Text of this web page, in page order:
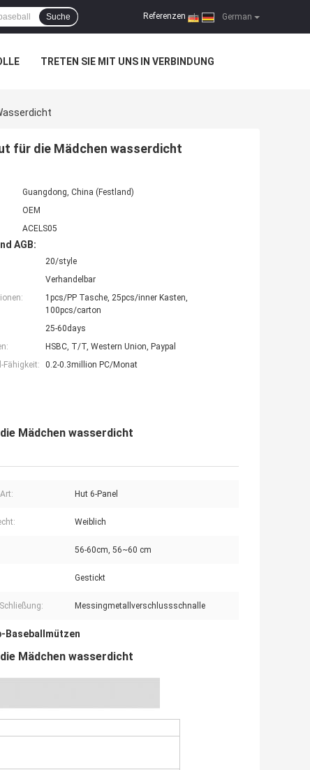
German
Referenzen |
Suche
TRETEN SIE MIT UNS IN VERBINDUNG
für die Mädchen wasserdicht
Guangdong, China (Festland)
OEM
ACELS05
AGB:
20/style
Verhandelbar
1pcs/PP Tasche, 25pcs/inner Kasten,
100pcs/carton
25-60days
HSBC, T/T, Western Union, Paypal
0.2-0.3million PC/Monat
Mädchen wasserdicht
Hut 6-Panel
Weiblich
56-60cm, 56~60 cm
Gestickt
Messingmetallverschlussschnalle
Baseballmützen
Mädchen wasserdicht